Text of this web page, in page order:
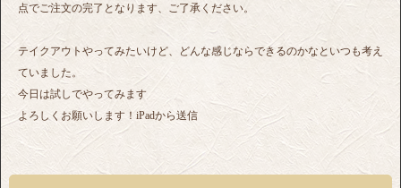
点でご注文の完了となります、ご了承ください。
テイクアウトやってみたいけど、どんな感じならできるのかなといつも考え
ていました。
今日は試しでやってみます
よろしくお願いします！iPadから送信